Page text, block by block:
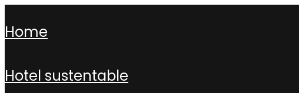
home
hotel sustentable